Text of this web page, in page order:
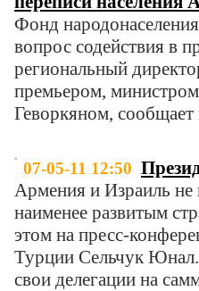
Фонд
вопрос содействия в
региональный
премьером,
Геворкяном, сообщает
07-05-11 12:50
Армения и Израиль
наименее развитым
этом на пресс-
Турции Сельчук
свои делегации на